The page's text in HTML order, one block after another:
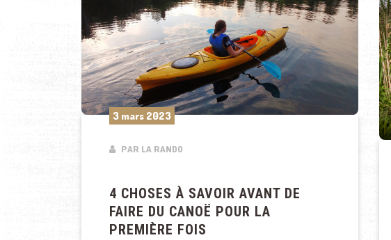
3 mars 2023
PAR LA RANDO
4 CHOSES À SAVOIR AVANT DE
FAIRE DU CANOË POUR LA
PREMIÈRE FOIS